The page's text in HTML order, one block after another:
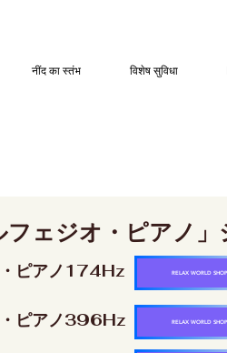
नींद का स्तंभ विशेष सुविधा
ェジオ・ピアノ」
・ピアノ174Hz RELAX WORLD SHOP
・ピアノ396Hz RELAX WORLD SHOP